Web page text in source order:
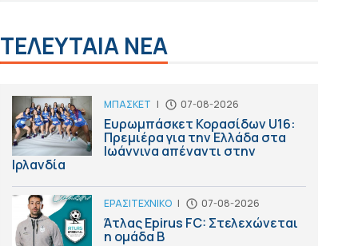
ΤΕΛΕΥΤΑΙΑ ΝΕΑ
ΜΠΑΣΚΕΤ | 07-08-2026
Ευρωμπάσκετ Κορασίδων U16:
Πρεμιέρα για την Ελλάδα στα
Ιωάννινα απέναντι στην
Ιρλανδία
ΕΡΑΣΙΤΕΧΝΙΚΟ | 07-08-2026
Άτλας Epirus FC: Στελεχώνεται
η ομάδα B